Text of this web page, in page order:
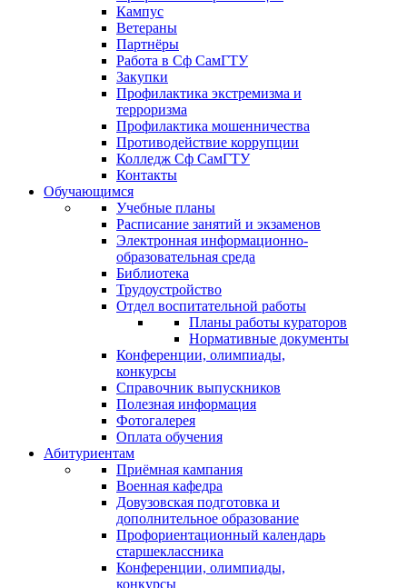
Кампус
Ветераны
Партнёры
Работа в Сф СамГТУ
Закупки
Профилактика экстремизма и
терроризма
Профилактика мошенничества
Противодействие коррупции
Колледж Сф СамГТУ
Контакты
Обучающимся
Учебные планы
Расписание занятий и экзаменов
Электронная информационно-
образовательная среда
Библиотека
Трудоустройство
Отдел воспитательной работы
Планы работы кураторов
Нормативные документы
Конференции, олимпиады,
конкурсы
Справочник выпускников
Полезная информация
Фотогалерея
Оплата обучения
Абитуриентам
Приёмная кампания
Военная кафедра
Довузовская подготовка и
дополнительное образование
Профориентационный календарь
старшеклассника
Конференции, олимпиады,
конкурсы